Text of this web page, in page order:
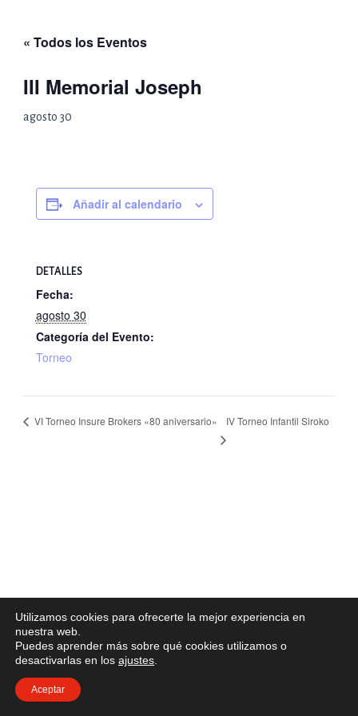
contenido« Todos los Eventos
III Memorial Joseph
agosto 30
Añadir al calendario
DETALLES
Fecha:
agosto 30
Categoría del Evento:
Torneo
VI Torneo Insure Brokers «80 aniversario» IV Torneo Infantil Siroko
Utilizamos cookies para ofrecerte la mejor experiencia en
nuestra web.
Puedes aprender más sobre qué cookies utilizamos o
desactivarlas en los ajustes
Aceptar